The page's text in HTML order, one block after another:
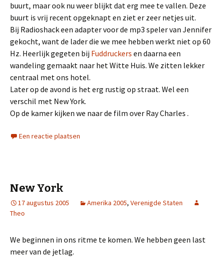
buurt, maar ook nu weer blijkt dat erg mee te vallen. Deze
buurt is vrij recent opgeknapt en ziet er zeer netjes uit.
Bij Radioshack een adapter voor de mp3 speler van Jennifer
gekocht, want de lader die we mee hebben werkt niet op 60
Hz. Heerlijk gegeten bij Fuddruckers en daarna een
wandeling gemaakt naar het Witte Huis. We zitten lekker
centraal met ons hotel.
Later op de avond is het erg rustig op straat. Wel een
verschil met New York.
Op de kamer kijken we naar de film over Ray Charles .
Een reactie plaatsen
New York
17 augustus 2005 Amerika 2005, Verenigde Staten
Theo
We beginnen in ons ritme te komen. We hebben geen last
meer van de jetlag.